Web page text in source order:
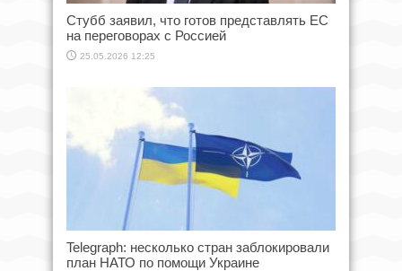
Стубб заявил, что готов представлять ЕС
на переговорах с Россией
25.05.2026 12:25
Telegraph: несколько стран заблокировали
план НАТО по помощи Украине